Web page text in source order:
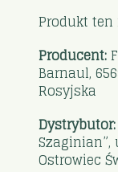
Produkt
Producent:
Barnaul,
Rosyjska
Dystrybutor:
Szaginian”,
Ostrowiec